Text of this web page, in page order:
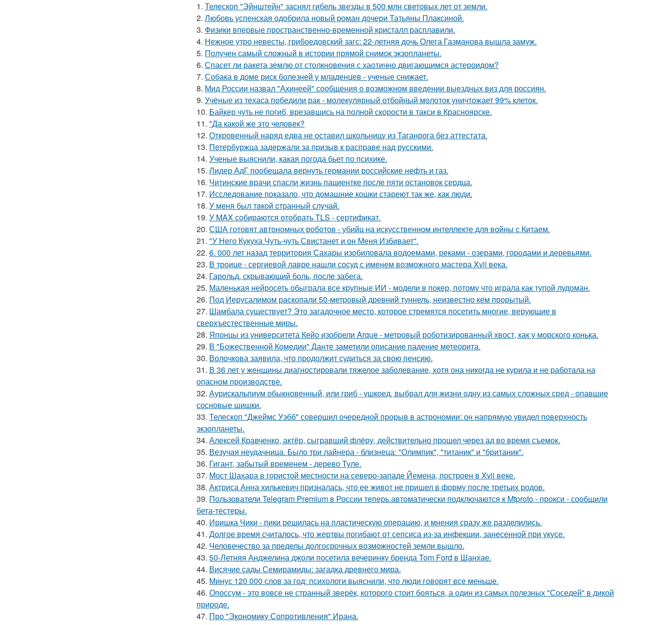
1. Телескоп "Эйнштейн" заснял гибель звезды в 500 млн световых лет от земли.
2. Любовь успенская одобрила новый роман дочери Татьяны Плаксиной.
3. Физики впервые пространственно-временной кристалл расплавили.
4. Нежное утро невесты, грибоедовский загс: 22-летняя дочь Олега Газманова вышла замуж.
5. Получен самый сложный в истории прямой снимок экзопланеты.
6. Спасет ли ракета землю от столкновения с хаотично двигающимся астероидом?
7. Собака в доме риск болезней у младенцев - ученые снижает.
8. Мид России назвал "Ахинеей" сообщения о возможном введении выездных виз для россиян.
9. Учёные из техаса победили рак - молекулярный отбойный молоток уничтожает 99% клеток.
10. Байкер чуть не погиб, врезавшись на полной скорости в такси в Красноярске.
11. "Да какой же это человек?
12. Откровенный наряд едва не оставил школьницу из Таганрога без аттестата.
13. Петербуржца задержали за призыв к расправе над русскими.
14. Ученые выяснили, какая погода бьет по психике.
15. Лидер АдГ пообещала вернуть германии российские нефть и газ.
16. Читинские врачи спасли жизнь пациентке после пяти остановок сердца.
17. Исследование показало, что домашние кошки стареют так же, как люди.
18. У мeня был тaкой cтранный слyчай.
19. У MAX собираются отобрать TLS - сертификат.
20. США готовят автономных роботов - убийц на искусственном интеллекте для войны с Китаем.
21. "У Него Кукуха Чуть-чуть Свистанет и он Меня Избивает".
22. 6. 000 лет назад территория Сахары изобиловала водоемами, реками - озерами, городами и деревьями.
23. В троице - сергиевой лавре нашли сосуд с именем возможного мастера Xvii века.
24. Гарольд, скрывающий боль, после забега.
25. Маленькая нейросеть обыграла все крупные ИИ - модели в покер, потому что играла как тупой лудоман.
26. Под Иерусалимом раскопали 50-метровый древний туннель, неизвестно кем прорытый.
27. Шамбала существует? Это загадочное место, которое стремятся посетить многие, верующие в
сверхъестественные миры.
28. Японцы из университета Кейо изобрели Arque - метровый роботизированный хвост, как у морского конька.
29. В "Божественной Комедии" Данте заметили описание падение метеорита.
30. Волочкова заявила, что продолжит судиться за свою пенсию.
31. В 36 лет у женщины диагностировали тяжелое заболевание, хотя она никогда не курила и не работала на
опасном производстве.
32. Аурискальпиум обыкновенный, или гриб - ушкоед, выбрал для жизни одну из самых сложных сред - опавшие
сосновые шишки.
33. Телескоп "Джеймс Уэбб" совершил очередной прорыв в астрономии: он напрямую увидел поверхность
экзопланеты.
34. Алексей Кравченко, актёр, сыгравший флёру, действительно прошел через ад во время съемок.
35. Везучая неудачница. Было три лайнера - близнеца: "Олимпик", "титаник" и "британик".
36. Гигант, забытый временем - дерево Туле.
37. Мост Шахара в гористой местности на северо-западе Йемена, построен в Xvii веке.
38. Актриса Анна хилькевич призналась, что ее живот не пришел в форму после третьих родов.
39. Пользователи Telegram Premium в России теперь автоматически подключаются к Mtproto - прокси - сообщили
бета-тестеры.
40. Иришка Чики - пики решилась на пластическую операцию, и мнения сразу же разделились.
41. Долгое время считалось, что жертвы погибают от сепсиса из-за инфекции, занесенной при укусе.
42. Человечество за пределы долгосрочных возможностей земли вышло.
43. 50-Летняя Анджелина джоли посетила вечеринку бренда Tom Ford в Шанхае.
44. Висячие сады Семирамиды: загадка древнего мира.
45. Минус 120 000 слов за год: психологи выяснили, что люди говорят все меньше.
46. Опоссум - это вовсе не странный зверёк, которого стоит бояться, а один из самых полезных "Соседей" в дикой
природе.
47. Про "Экономику Сопротивления" Ирана.